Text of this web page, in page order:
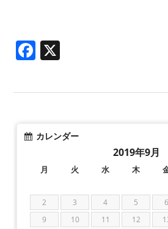
Facebook
カレンダー
2019年9月
月 火 水 木
2
3 4 5 6
9
10 11 12